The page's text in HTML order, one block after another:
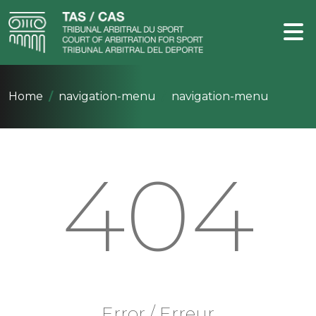
Home navigation-menu navigation-menu
404